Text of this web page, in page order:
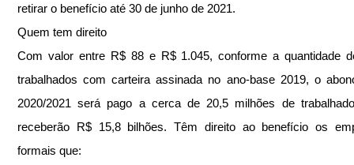
retirar o benefício até 30 de junho de 2021.
Quem tem direito
Com valor entre R$ 88 e R$ 1.045, conforme a quantidade
trabalhados com carteira assinada no ano-base 2019, o
2020/2021 será pago a cerca de 20,5 milhões de
receberão R$ 15,8 bilhões. Têm direito ao benefício os
formais que: